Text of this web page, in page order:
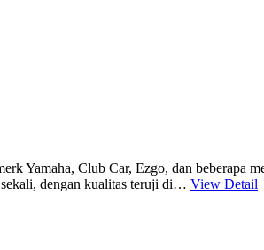
Yamaha, Club Car, Ezgo, dan beberapa
sekali, dengan kualitas teruji di… View Detail